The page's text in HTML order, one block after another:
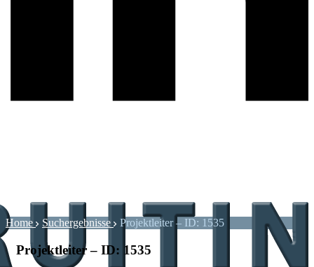
Home Suchergebnisse Projektleiter – ID: 1535
Projektleiter – ID: 1535